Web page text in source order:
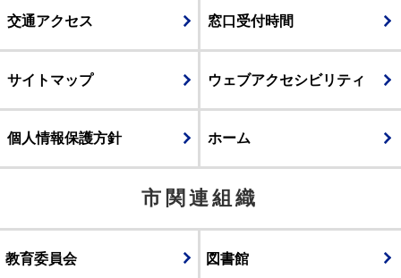
交通アクセス 窓口受付時間
サイトマップ ウェブアクセシビリティ
個人情報保護方針 ホーム
市関連組織
教育委員会 図書館